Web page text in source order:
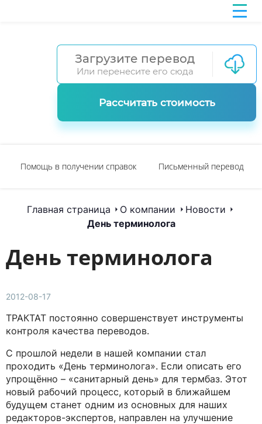
Загрузите перевод
Или перенесите его сюда
Рассчитать стоимость
Помощь в получении справок Письменный перевод
Главная страница О компании
Новости
День терминолога
День терминолога
2012-08-17
ТРАКТАТ постоянно совершенствует инструменты
контроля качества переводов.
C прошлой недели в нашей компании стал
проходить «День терминолога». Если описать его
упрощённо – «санитарный день» для термбаз. Этот
новый рабочий процесс, который в ближайшем
будущем станет одним из основных для наших
редакторов-экспертов, направлен на улучшение